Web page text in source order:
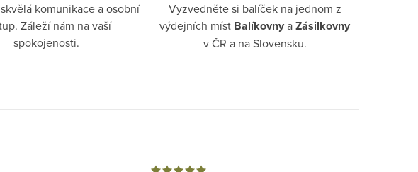
komunikace a osobní
Záleží nám na vaší
spokojenosti.
Vyzvedněte si balíček na jednom z
výdejních míst BalíkovnyaZásilkovny
v ČR a na Slovensku.